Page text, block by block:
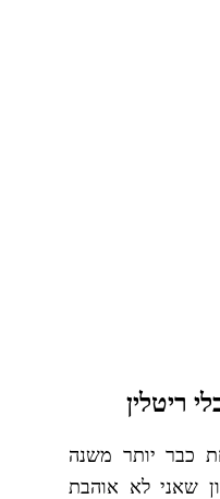
ריטלין
כבר יותר משנה
שאני לא אוהבת